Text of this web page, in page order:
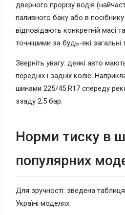
дверного прорізу водія
паливного баку або в посібнику
відповідають конкретній масі
точнішими за будь-які загальні
Зверніть увагу: деякі авто
передніх і задніх коліс.
шинами 225/45 R17 спереду
ззаду 2,5 бар.
Норми тиску в
популярних
Для зручності: зведена
Україні моделях.